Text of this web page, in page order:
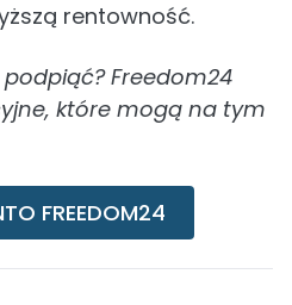
rentowność.
Freedom24
które mogą na tym
FREEDOM24